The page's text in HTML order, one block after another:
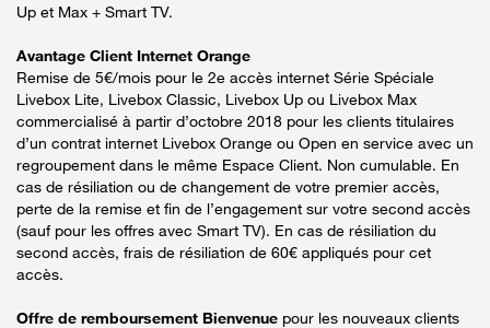
Up et Max + Smart TV.
Avantage Client Internet Orange
Remise de 5€/mois pour le 2e accès internet Série Spéciale
Livebox Lite, Livebox Classic, Livebox Up ou Livebox Max
commercialisé à partir d’octobre 2018 pour les clients titulaires
d’un contrat internet Livebox Orange ou Open en service avec un
regroupement dans le même Espace Client. Non cumulable. En
cas de résiliation ou de changement de votre premier accès,
perte de la remise et fin de l’engagement sur votre second accès
(sauf pour les offres avec Smart TV). En cas de résiliation du
second accès, frais de résiliation de 60€ appliqués pour cet
accès.
Offre de remboursement Bienvenue pour les nouveaux clients